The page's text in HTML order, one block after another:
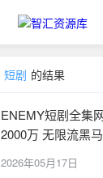
短剧 的结果
ENEMY短剧全集
2000万 无限流黑
2026年05月17日